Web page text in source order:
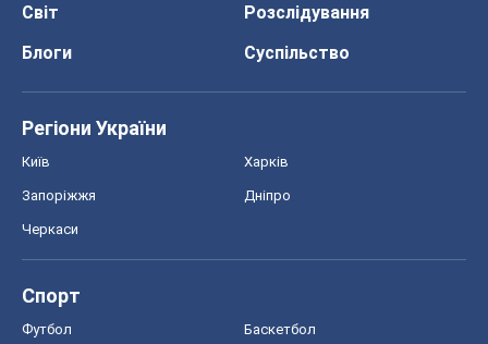
Світ
Розслідування
Блоги
Суспільство
Регіони України
Київ Харків
Запоріжжя Дніпро
Черкаси
Спорт
Футбол Баскетбол